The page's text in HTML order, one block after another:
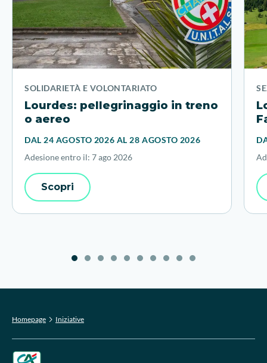
SOLIDARIETÀ E VOLONTARIATO
Lourdes: pellegrinaggio in treno
o aereo
DAL 24 AGOSTO 2026 AL 28 AGOSTO 2026
Adesione entro il: 7 ago 2026
Scopri
Homepage Iniziative